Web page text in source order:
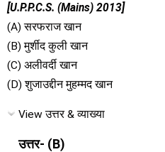
[U.P.P.C.S. (Mains) 2013]
(A) सरफराज खान
(B) मुर्शीद कुली खान
(C) अलीवर्दी खान
(D) शुजाउद्दीन मुहम्मद खान
View उत्तर & व्याख्या
उत्तर- (B)